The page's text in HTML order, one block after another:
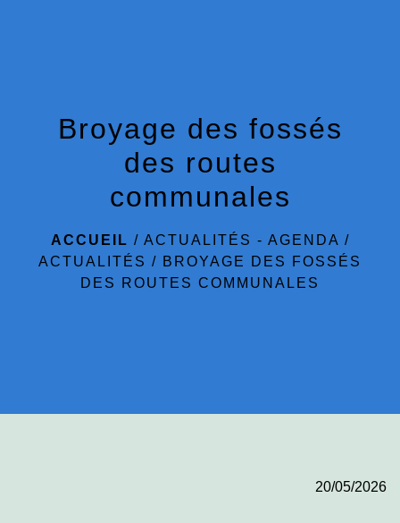
Broyage des fossés
des routes
communales
ACCUEIL / ACTUALITÉS - AGENDA /
ACTUALITÉS / BROYAGE DES FOSSÉS
DES ROUTES COMMUNALES
20/05/2026